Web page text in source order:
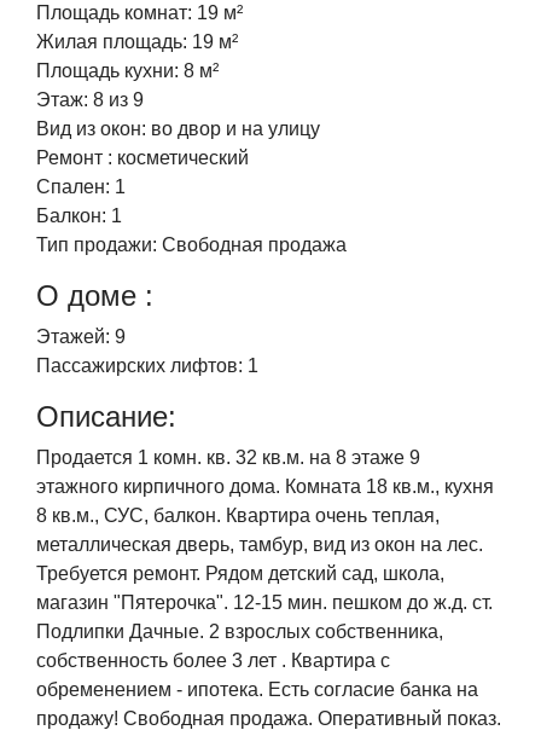
Площадь комнат: 19 м²
Жилая площадь: 19 м²
Площадь кухни: 8 м²
Этаж: 8 из 9
Вид из окон: во двор и на улицу
Ремонт : косметический
Спален: 1
Балкон: 1
Тип продажи: Свободная продажа
О доме :
Этажей: 9
Пассажирских лифтов: 1
Описание:
Продается 1 комн. кв. 32 кв.м. на 8 этаже 9
этажного кирпичного дома. Комната 18 кв.м., кухня
8 кв.м., СУС, балкон. Квартира очень теплая,
металлическая дверь, тамбур, вид из окон на лес.
Требуется ремонт. Рядом детский сад, школа,
магазин "Пятерочка". 12-15 мин. пешком до ж.д. ст.
Подлипки Дачные. 2 взрослых собственника,
собственность более 3 лет . Квартира с
обременением - ипотека. Есть согласие банка на
продажу! Свободная продажа. Оперативный показ.